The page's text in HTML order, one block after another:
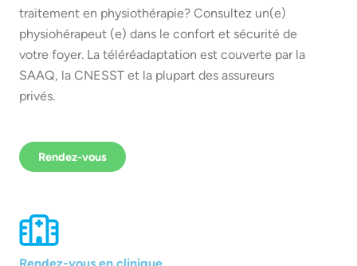
traitement en physiothérapie? Consultez un(e)
physiohérapeut (e) dans le confort et sécurité de
votre foyer. La téléréadaptation est couverte par la
SAAQ, la CNESST et la plupart des assureurs
privés.
Rendez-vous